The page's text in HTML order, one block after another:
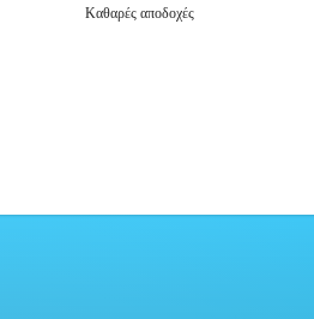
Καθαρές αποδοχές